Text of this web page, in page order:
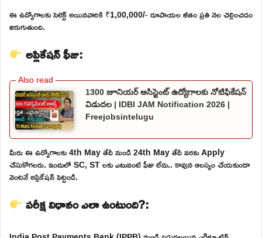
ఈ ఉద్యోగాలకు సెలెక్ట్ అయినవారికి ₹1,00,000/- రూపాయల జీతం ప్రతి నెల చెల్లించడం
జరుగుతుంది.
అప్లికేషన్ ఫీజు:
1300 జూనియర్ అసిస్టెంట్ ఉద్యోగాలకు నోటిఫికేషన్
విడుదల | IDBI JAM Notification 2026 |
Freejobsintelugu
మీరు ఈ ఉద్యోగాలకు 4th May తేదీ నుండి 24th May తేదీ వరకు Apply
చేసుకోగలరు. ఇందులో SC, ST లకు ఎటువంటి ఫీజు లేదు.. కావున ఆలస్యం చేయకుండా
వెంటనే అప్లికేషన్ పెట్టండి.
పరీక్ష విధానం ఎలా ఉంటుంది?: